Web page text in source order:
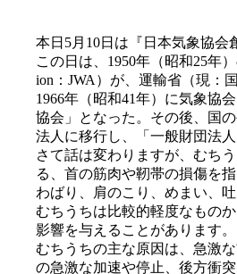
本日5月10日は『日本気象協会
この日は、1950年（昭和25年
ion：JWA）が、運輸省（現：
1966年（昭和41年）に気象協
協会」となった。その後、国
法人に移行し、「一般財団法
さて話は変わりますが、むち
る、首の筋肉や靭帯の損傷を
わばり、肩のこり、めまい、
むちうちは比較的軽度なもの
影響を与えることがあります。
むちうちの主な原因は、急激
の急激な加速や停止、後方衝